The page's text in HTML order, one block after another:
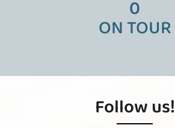
ON TOUR
0
Follow us!